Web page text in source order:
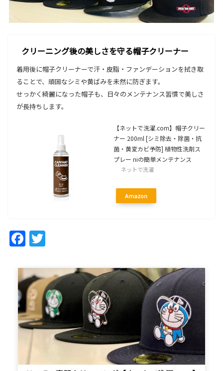
クリーニング後の美しさを守る帽子クリーナー
着用後に帽子クリーナーで汗・皮脂・ファンデーションを拭き取
ることで、頑固なシミや黄ばみを未然に防ぎます。
せっかく綺麗になった帽子も、日々のメンテナンス習慣で美しさ
が長持ちします。
【ネットで洗濯.com】帽子クリー
ナー 200ml [シミ除去・除菌・抗
菌・黄変カビ予防] 植物性洗剤ス
プレー niの簡単メンテナンス
ネットで洗濯
Amazon
Facebook